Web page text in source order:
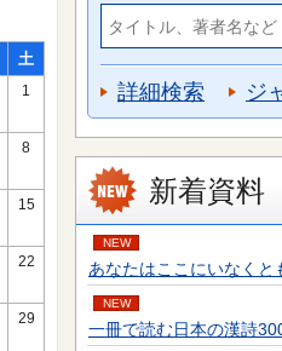
土
1
8
15
22
29
詳細検索 ジ
新着資料
NEW
あなたはここにいなく
NEW
一冊で読む日本の漢詩